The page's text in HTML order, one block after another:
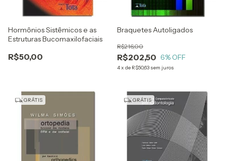
Hormônios Sistêmicos e as
Estruturas Bucomaxilofaciais
R$50,00
Braquetes Autoligados
R$202,50
R$216,00
6% OFF
4x de R$50,63 sem juros
GRÁTIS GRÁTIS